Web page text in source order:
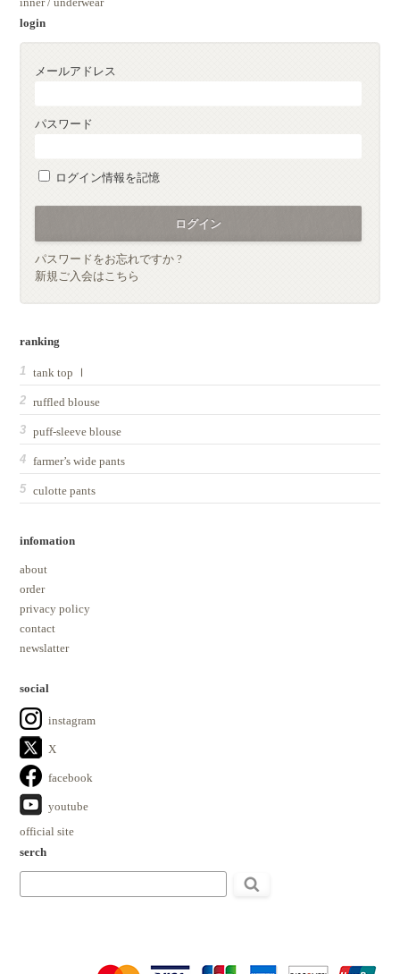
login
メールアドレス
パスワード
ログイン情報を記憶
パスワードをお忘れですか ?
新規ご入会はこちら
ranking
tank top Ⅰ
ruffled blouse
puff-sleeve blouse
farmer’s wide pants
culotte pants
infomation
about
order
privacy policy
contact
newslatter
social
instagram
X
facebook
youtube
official site
serch
索: